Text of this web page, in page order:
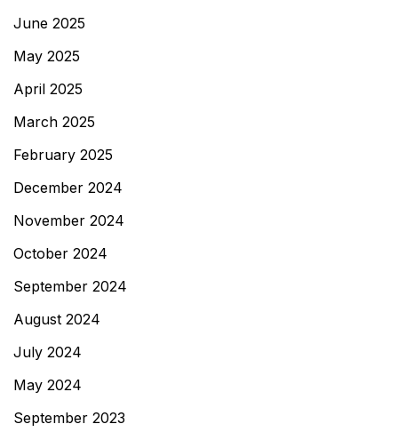
June 2025
May 2025
April 2025
March 2025
February 2025
December 2024
November 2024
October 2024
September 2024
August 2024
July 2024
May 2024
September 2023